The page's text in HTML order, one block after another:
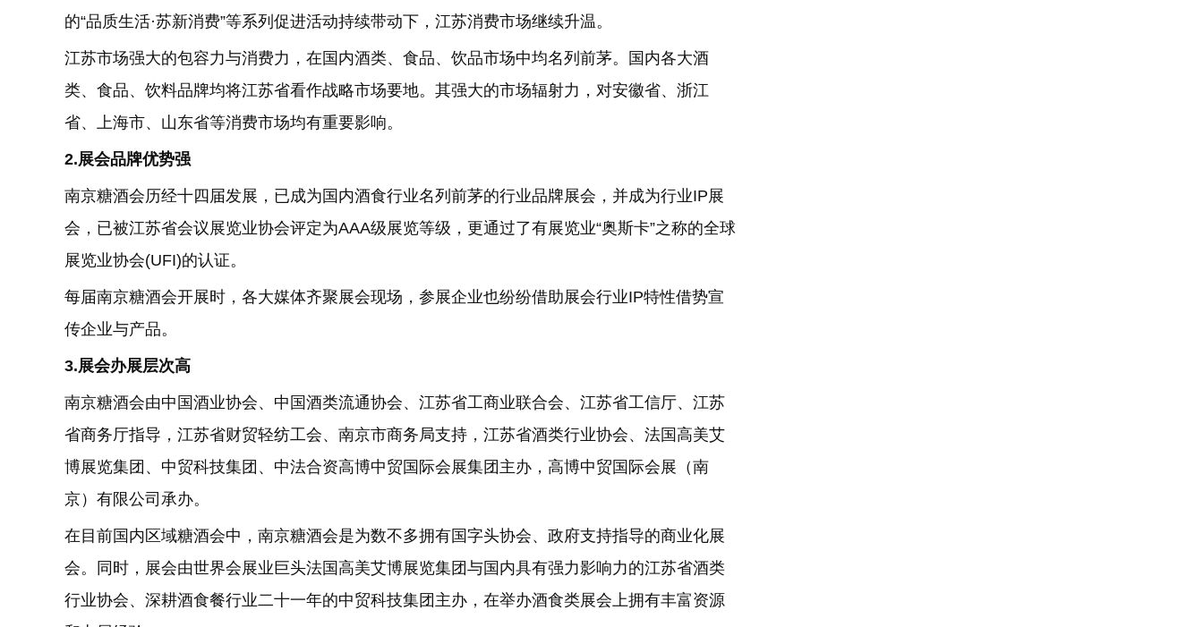
的“品质生活·苏新消费”等系列促进活动持续带动下，江苏消费市场继续升温。
江苏市场强大的包容力与消费力，在国内酒类、食品、饮品市场中均名列前茅。国内各大酒
类、食品、饮料品牌均将江苏省看作战略市场要地。其强大的市场辐射力，对安徽省、浙江
省、上海市、山东省等消费市场均有重要影响。
2.展会品牌优势强
南京糖酒会历经十四届发展，已成为国内酒食行业名列前茅的行业品牌展会，并成为行业IP展
会，已被江苏省会议展览业协会评定为AAA级展览等级，更通过了有展览业“奥斯卡”之称的全球
展览业协会(UFI)的认证。
每届南京糖酒会开展时，各大媒体齐聚展会现场，参展企业也纷纷借助展会行业IP特性借势宣
传企业与产品。
3.展会办展层次高
南京糖酒会由中国酒业协会、中国酒类流通协会、江苏省工商业联合会、江苏省工信厅、江苏
省商务厅指导，江苏省财贸轻纺工会、南京市商务局支持，江苏省酒类行业协会、法国高美艾
博展览集团、中贸科技集团、中法合资高博中贸国际会展集团主办，高博中贸国际会展（南
京）有限公司承办。
在目前国内区域糖酒会中，南京糖酒会是为数不多拥有国字头协会、政府支持指导的商业化展
会。同时，展会由世界会展业巨头法国高美艾博展览集团与国内具有强力影响力的江苏省酒类
行业协会、深耕酒食餐行业二十一年的中贸科技集团主办，在举办酒食类展会上拥有丰富资源